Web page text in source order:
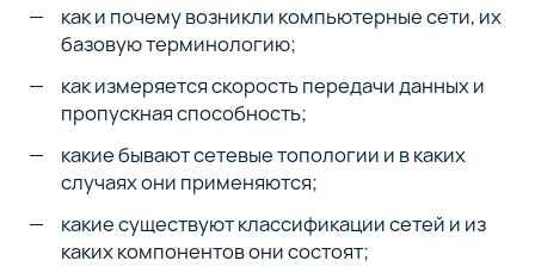
как и почему возникли компьютерные сети, их
базовую терминологию;
как измеряется скорость передачи данных и
пропускная способность;
какие бывают сетевые топологии и в каких
случаях они применяются;
какие существуют классификации сетей и из
каких компонентов они состоят;